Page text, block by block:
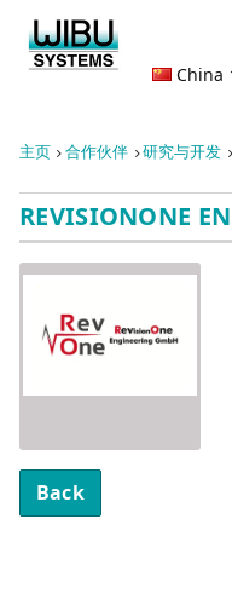
China
主页 合作伙伴 研究与开发
REVISIONONE
Back